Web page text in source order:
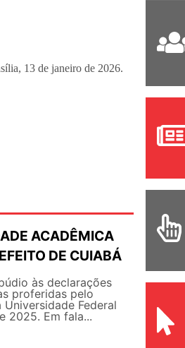
13 de janeiro de 2026.
ACADÊMICA
DE CUIABÁ
às declarações
proferidas pelo
Federal
2025. Em fala...